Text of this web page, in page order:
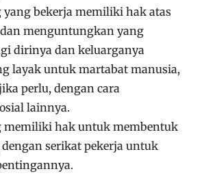
yang bekerja memiliki hak atas
menguntungkan yang
dirinya dan keluarganya
layak untuk martabat manusia,
perlu, dengan cara
lainnya.
memiliki hak untuk membentuk
serikat pekerja untuk